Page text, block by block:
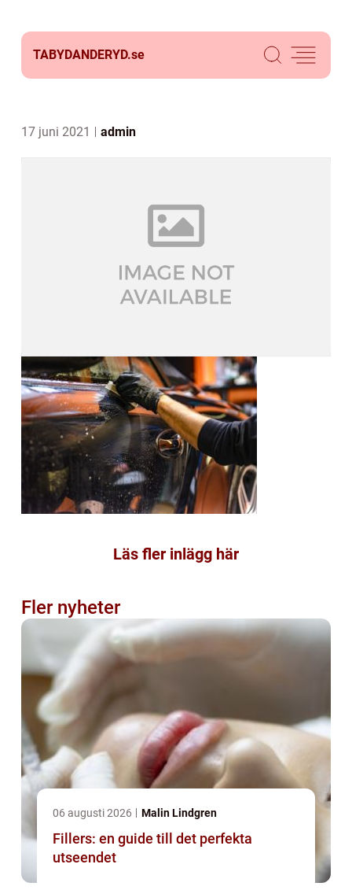
TABYDANDERYD.se
17 juni 2021 admin
Läs fler inlägg här
Fler nyheter
06 augusti 2026 Malin Lindgren
Fillers: en guide till det perfekta
utseendet